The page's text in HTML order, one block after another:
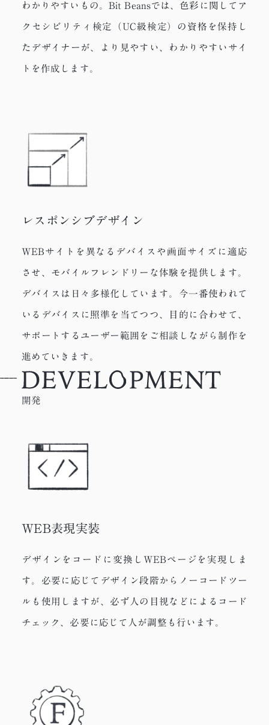
わかりやすいもの。Bit Beansでは、色彩に関してア
クセシビリティ検定（UC級検定）の資格を保持し
たデザイナーが、より見やすい、わかりやすいサイ
トを作成します。
レスポンシブデザイン
WEBサイトを異なるデバイスや画面サイズに適応
させ、モバイルフレンドリーな体験を提供します。
デバイスは日々多様化しています。今一番使われて
いるデバイスに照準を当てつつ、目的に合わせて、
サポートするユーザー範囲をご相談しながら制作を
進めていきます。
開発
WEB表現実装
デザインをコードに変換しWEBページを実現しま
す。必要に応じてデザイン段階からノーコードツー
ルも使用しますが、必ず人の目視などによるコード
チェック、必要に応じて人が調整も行います。